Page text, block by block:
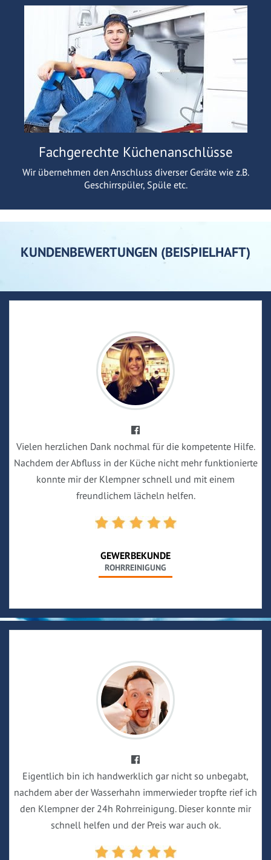
Fachgerechte Küchenanschlüsse
Wir übernehmen den Anschluss diverser Geräte wie z.B.
Geschirrspüler, Spüle etc.
KUNDENBEWERTUNGEN (BEISPIELHAFT)
Vielen herzlichen Dank nochmal für die kompetente Hilfe.
Nachdem der Abfluss in der Küche nicht mehr funktionierte
konnte mir der Klempner schnell und mit einem
freundlichem lächeln helfen.
GEWERBEKUNDE
ROHRREINIGUNG
Eigentlich bin ich handwerklich gar nicht so unbegabt,
nachdem aber der Wasserhahn immerwieder tropfte rief ich
den Klempner der 24h Rohrreinigung. Dieser konnte mir
schnell helfen und der Preis war auch ok.